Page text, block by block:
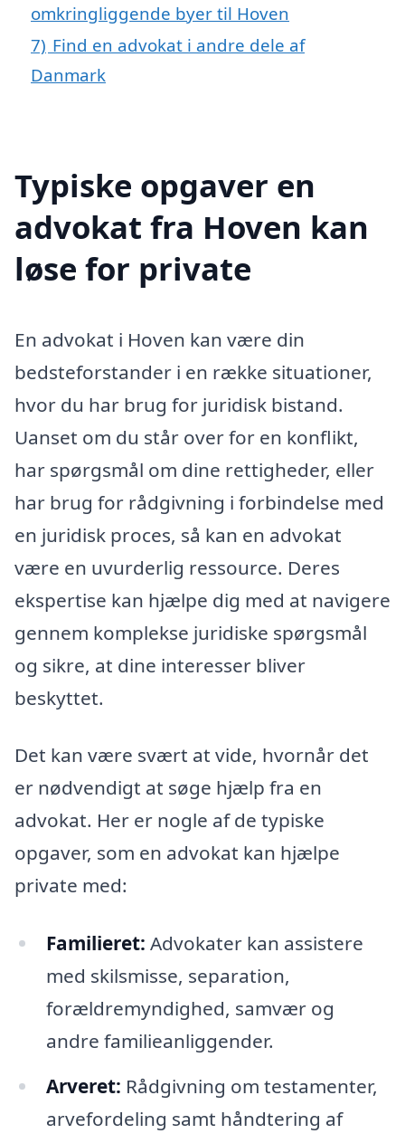
omkringliggende byer til Hoven
7) Find en advokat i andre dele af
Danmark
Typiske opgaver en
advokat fra Hoven kan
løse for private
En advokat i Hoven kan være din
bedsteforstander i en række situationer,
hvor du har brug for juridisk bistand.
Uanset om du står over for en konflikt,
har spørgsmål om dine rettigheder, eller
har brug for rådgivning i forbindelse med
en juridisk proces, så kan en advokat
være en uvurderlig ressource. Deres
ekspertise kan hjælpe dig med at navigere
gennem komplekse juridiske spørgsmål
og sikre, at dine interesser bliver
beskyttet.
Det kan være svært at vide, hvornår det
er nødvendigt at søge hjælp fra en
advokat. Her er nogle af de typiske
opgaver, som en advokat kan hjælpe
private med:
Familieret: Advokater kan assistere
med skilsmisse, separation,
forældremyndighed, samvær og
andre familieanliggender.
Arveret: Rådgivning om testamenter,
arvefordeling samt håndtering af